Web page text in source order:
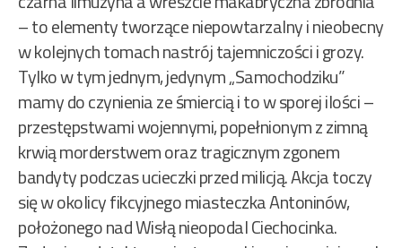
– to elementy tworzące niepowtarzalny i nieobecny
w kolejnych tomach nastrój tajemniczości i grozy.
Tylko w tym jednym, jedynym „Samochodziku”
mamy do czynienia ze śmiercią i to w sporej ilości –
przestępstwami wojennymi, popełnionym z zimną
krwią morderstwem oraz tragicznym zgonem
bandyty podczas ucieczki przed milicją. Akcja toczy
się w okolicy fikcyjnego miasteczka Antoninów,
położonego nad Wisłą nieopodal Ciechocinka.